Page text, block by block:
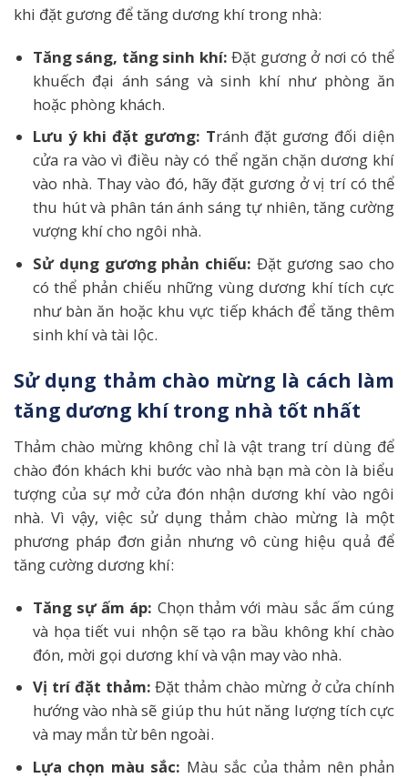
khi đặt gương để tăng dương khí trong nhà:
Tăng sáng, tăng sinh khí: Đặt gương ở nơi có thể
khuếch đại ánh sáng và sinh khí như phòng ăn
hoặc phòng khách.
Lưu ý khi đặt gương: Tránh đặt gương đối diện
cửa ra vào vì điều này có thể ngăn chặn dương khí
vào nhà. Thay vào đó, hãy đặt gương ở vị trí có thể
thu hút và phân tán ánh sáng tự nhiên, tăng cường
vượng khí cho ngôi nhà.
Sử dụng gương phản chiếu:Đặt gương sao cho
có thể phản chiếu những vùng dương khí tích cực
như bàn ăn hoặc khu vực tiếp khách để tăng thêm
sinh khí và tài lộc.
Sử dụng thảm chào mừng là cách làm
tăng dương khí trong nhà tốt nhất
Thảm chào mừng không chỉ là vật trang trí dùng để
chào đón khách khi bước vào nhà bạn mà còn là biểu
tượng của sự mở cửa đón nhận dương khí vào ngôi
nhà. Vì vậy, việc sử dụng thảm chào mừng là một
phương pháp đơn giản nhưng vô cùng hiệu quả để
tăng cường dương khí:
Tăng sự ấm áp: Chọn thảm với màu sắc ấm cúng
và họa tiết vui nhộn sẽ tạo ra bầu không khí chào
đón, mời gọi dương khí và vận may vào nhà.
Vị trí đặt thảm: Đặt thảm chào mừng ở cửa chính
hướng vào nhà sẽ giúp thu hút năng lượng tích cực
và may mắn từ bên ngoài.
Lựa chọn màu sắc: Màu sắc của thảm nên phản